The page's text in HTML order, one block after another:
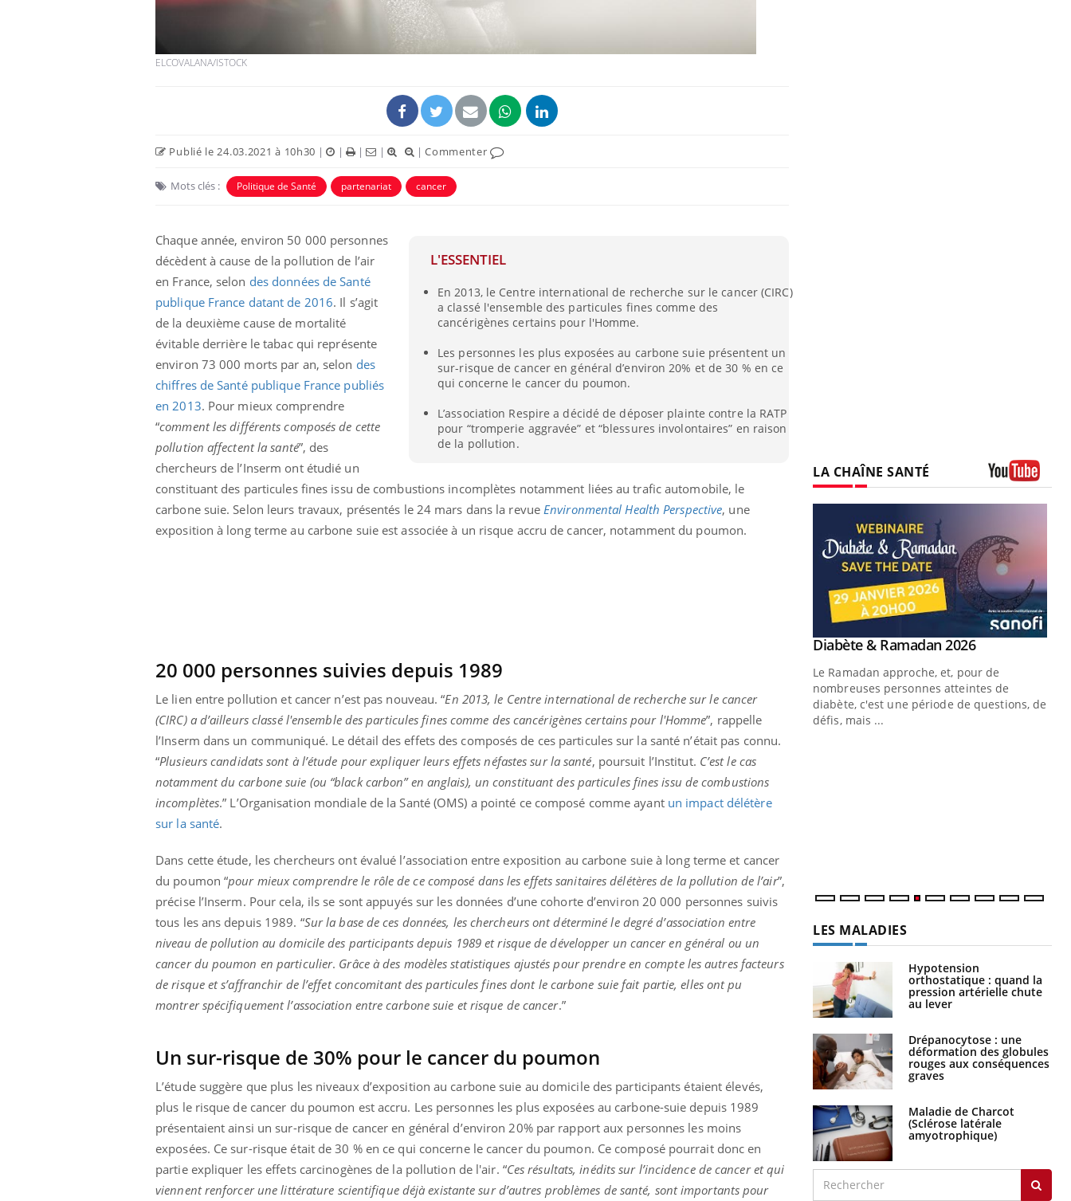
ELCOVALANA/ISTOCK
Publié le 24.03.2021 à 10h30 | | | | |Commenter
Mots clés : Politique de Santé partenariat cancer
L'ESSENTIEL
En 2013, le Centre international de recherche sur le cancer (CIRC)
a classé l'ensemble des particules fines comme des
cancérigènes certains pour l'Homme.
Les personnes les plus exposées au carbone suie présentent un
sur-risque de cancer en général d’environ 20% et de 30 % en ce
qui concerne le cancer du poumon.
L’association Respire a décidé de déposer plainte contre la RATP
pour “tromperie aggravée” et “blessures involontaires” en raison
de la pollution.
Chaque année, environ 50 000 personnes
décèdent à cause de la pollution de l’air
en France, selon des données de Santé
publique France datant de 2016. Il s’agit
de la deuxième cause de mortalité
évitable derrière le tabac qui représente
environ 73 000 morts par an, selon des
chiffres de Santé publique France publiés
en 2013. Pour mieux comprendre
“comment les différents composés de cette
pollution affectent la santé”, des
chercheurs de l’Inserm ont étudié un
constituant des particules fines issu de combustions incomplètes notamment liées au trafic automobile, le
carbone suie. Selon leurs travaux, présentés le 24 mars dans la revue Environmental Health Perspective, une
exposition à long terme au carbone suie est associée à un risque accru de cancer, notamment du poumon.
20 000 personnes suivies depuis 1989
Le lien entre pollution et cancer n’est pas nouveau. “En 2013, le Centre international de recherche sur le cancer
(CIRC) a d’ailleurs classé l'ensemble des particules fines comme des cancérigènes certains pour l'Homme”, rappelle
l’Inserm dans un communiqué. Le détail des effets des composés de ces particules sur la santé n’était pas connu.
“Plusieurs candidats sont à l’étude pour expliquer leurs effets néfastes sur la santé, poursuit l’Institut. C’est le cas
notamment du carbone suie (ou “black carbon” en anglais), un constituant des particules fines issu de combustions
incomplètes.” L’Organisation mondiale de la Santé (OMS) a pointé ce composé comme ayant un impact délétère
sur la santé.
Dans cette étude, les chercheurs ont évalué l’association entre exposition au carbone suie à long terme et cancer
du poumon “pour mieux comprendre le rôle de ce composé dans les effets sanitaires délétères de la pollution de l’air”,
précise l’Inserm. Pour cela, ils se sont appuyés sur les données d’une cohorte d’environ 20 000 personnes suivis
tous les ans depuis 1989. “Sur la base de ces données, les chercheurs ont déterminé le degré d’association entre
niveau de pollution au domicile des participants depuis 1989 et risque de développer un cancer en général ou un
cancer du poumon en particulier. Grâce à des modèles statistiques ajustés pour prendre en compte les autres facteurs
de risque et s’affranchir de l’effet concomitant des particules fines dont le carbone suie fait partie, elles ont pu
montrer spécifiquement l’association entre carbone suie et risque de cancer.”
Un sur-risque de 30% pour le cancer du poumon
L’étude suggère que plus les niveaux d’exposition au carbone suie au domicile des participants étaient élevés,
plus le risque de cancer du poumon est accru. Les personnes les plus exposées au carbone-suie depuis 1989
présentaient ainsi un sur-risque de cancer en général d’environ 20% par rapport aux personnes les moins
exposées. Ce sur-risque était de 30 % en ce qui concerne le cancer du poumon. Ce composé pourrait donc en
partie expliquer les effets carcinogènes de la pollution de l'air. “Ces résultats, inédits sur l’incidence de cancer et qui
viennent renforcer une littérature scientifique déjà existante sur d’autres problèmes de santé, sont importants pour
LA CHAÎNE SANTÉ
osait en parler??Youtube
reste entourée d'idées reçues chez les
patients comme parfois chez les soignants.
préparer pour l’été !Youtube
rythme de vie ! Vacances, plage, piscine,
soleil, activités en plein air… Nos mains
sont ...
diabète, c'est une période de questions, de
défis, mais ...
LES MALADIES
Hypotension
orthostatique : quand la
pression artérielle chute
au lever
Drépanocytose : une
déformation des globules
rouges aux conséquences
graves
Maladie de Charcot
(Sclérose latérale
amyotrophique)